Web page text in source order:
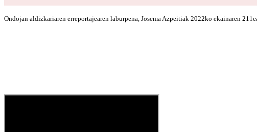
Ondojan aldizkariaren erreportajearen laburpena, Josema Azpeitiak 2022ko ekainaren